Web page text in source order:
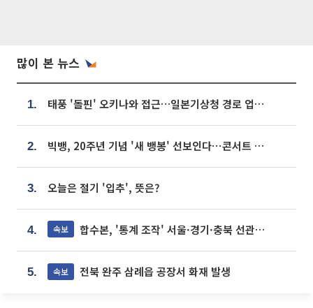
많이 본 뉴스
1. 태풍 '돌핀' 오키나와 접근…일본기상청 경로 업데이트
2. 빅뱅, 20주년 기념 '새 뱅봉' 선보인다⋯콘서트 앞두고 팝업 개최
3. 오늘은 절기 '입추', 뜻은?
4. 속보 합수본, '통계 조작' 서울·경기·충북 선관위 등 추가 압수수색
5. 속보 전북 완주 삼례읍 공장서 화재 발생